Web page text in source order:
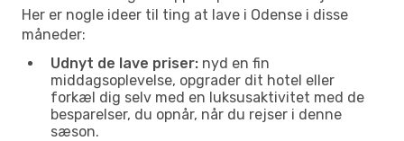
Her er nogle ideer til ting at lave i Odense i disse
måneder:
Udnyt de lave priser: nyd en fin
middagsoplevelse, opgrader dit hotel eller
forkæl dig selv med en luksusaktivitet med de
besparelser, du opnår, når du rejser i denne
sæson.